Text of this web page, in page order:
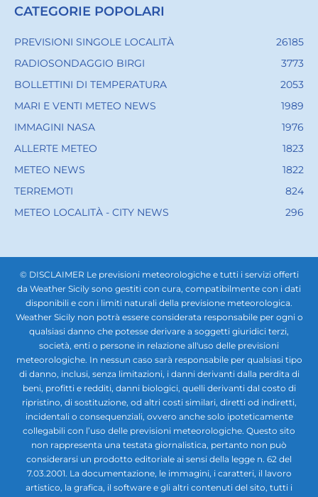
CATEGORIE POPOLARI
PREVISIONI SINGOLE LOCALITÀ
26185
RADIOSONDAGGIO BIRGI
3773
BOLLETTINI DI TEMPERATURA
2053
MARI E VENTI METEO NEWS
1989
IMMAGINI NASA
1976
ALLERTE METEO
1823
METEO NEWS
1822
TERREMOTI
824
METEO LOCALITÀ - CITY NEWS
296
© DISCLAIMER Le previsioni meteorologiche e tutti i servizi offerti
da Weather Sicily sono gestiti con cura, compatibilmente con i dati
disponibili e con i limiti naturali della previsione meteorologica.
Weather Sicily non potrà essere considerata responsabile per ogni o
qualsiasi danno che potesse derivare a soggetti giuridici terzi,
società, enti o persone in relazione all'uso delle previsioni
meteorologiche. In nessun caso sarà responsabile per qualsiasi tipo
di danno, inclusi, senza limitazioni, i danni derivanti dalla perdita di
beni, profitti e redditi, danni biologici, quelli derivanti dal costo di
ripristino, di sostituzione, od altri costi similari, diretti od indiretti,
incidentali o consequenziali, ovvero anche solo ipoteticamente
collegabili con l’uso delle previsioni meteorologiche. Questo sito
non rappresenta una testata giornalistica, pertanto non può
considerarsi un prodotto editoriale ai sensi della legge n. 62 del
7.03.2001. La documentazione, le immagini, i caratteri, il lavoro
artistico, la grafica, il software e gli altri contenuti del sito, tutti i